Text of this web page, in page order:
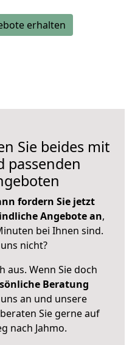
erhalten
Sie beides mit
passenden
fordern Sie jetzt
Angebote an,
bei Ihnen sind.
nicht?
aus. Wenn Sie doch
Beratung
an und unsere
Sie gerne auf
nach Jahmo.